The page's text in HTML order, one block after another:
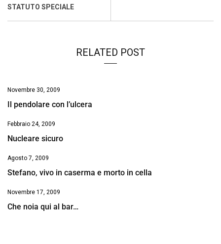
k
p
n
STATUTO SPECIALE
RELATED POST
Novembre 30, 2009
Il pendolare con l’ulcera
Febbraio 24, 2009
Nucleare sicuro
Agosto 7, 2009
Stefano, vivo in caserma e morto in cella
Novembre 17, 2009
Che noia qui al bar…